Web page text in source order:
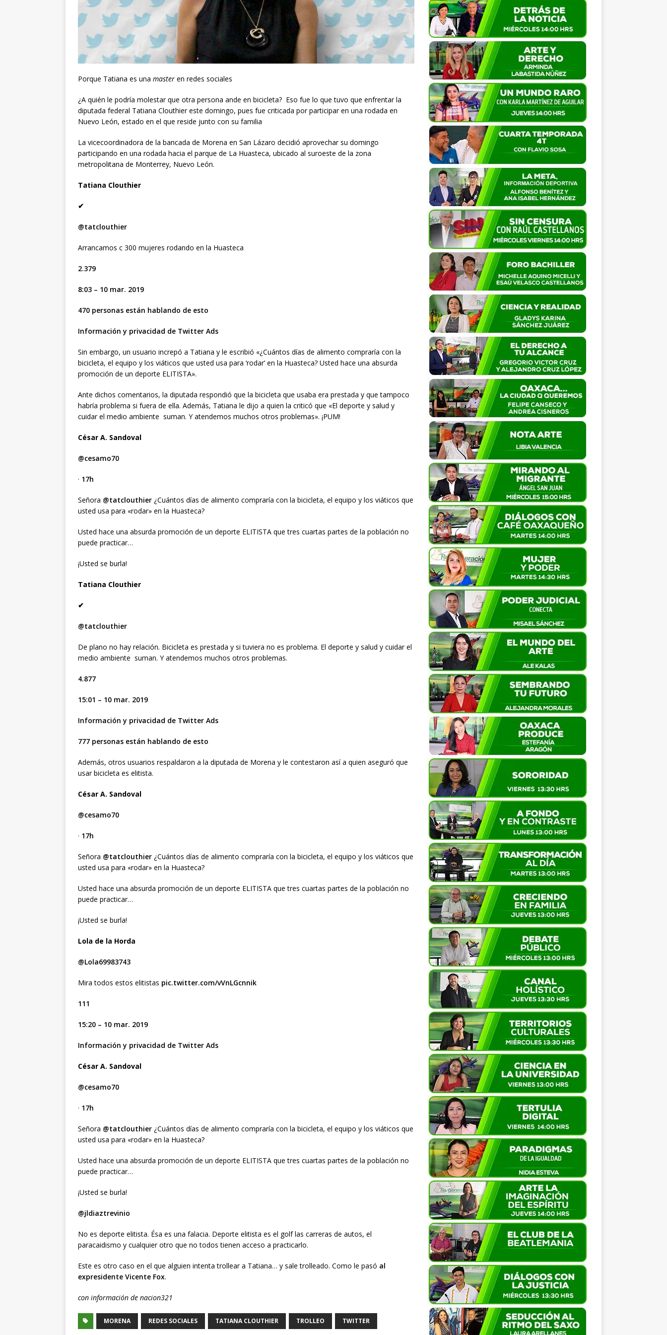
Porque Tatiana es una master en redes sociales
¿A quién le podría molestar que otra persona ande en bicicleta? Eso fue lo que tuvo que enfrentar la
diputada federal Tatiana Clouthier este domingo, pues fue criticada por participar en una rodada en
Nuevo León, estado en el que reside junto con su familia
La vicecoordinadora de la bancada de Morena en San Lázaro decidió aprovechar su domingo
participando en una rodada hacia el parque de La Huasteca, ubicado al suroeste de la zona
metropolitana de Monterrey, Nuevo León.
Tatiana Clouthier
✔
@tatclouthier
Arrancamos c 300 mujeres rodando en la Huasteca
2.379
8:03 – 10 mar. 2019
470 personas están hablando de esto
Información y privacidad de Twitter Ads
Sin embargo, un usuario increpó a Tatiana y le escribió «¿Cuántos días de alimento compraría con la
bicicleta, el equipo y los viáticos que usted usa para ‘rodar’ en la Huasteca? Usted hace una absurda
promoción de un deporte ELITISTA».
Ante dichos comentarios, la diputada respondió que la bicicleta que usaba era prestada y que tampoco
habría problema si fuera de ella. Además, Tatiana le dijo a quien la criticó que «El deporte y salud y
cuidar el medio ambiente suman. Y atendemos muchos otros problemas». ¡PUM!
César A. Sandoval
@cesamo70
· 17h
Señora @tatclouthier ¿Cuántos días de alimento compraría con la bicicleta, el equipo y los viáticos que
usted usa para «rodar» en la Huasteca?
Usted hace una absurda promoción de un deporte ELITISTA que tres cuartas partes de la población no
puede practicar…
¡Usted se burla!
Tatiana Clouthier
✔
@tatclouthier
De plano no hay relación. Bicicleta es prestada y si tuviera no es problema. El deporte y salud y cuidar el
medio ambiente suman. Y atendemos muchos otros problemas.
4.877
15:01 – 10 mar. 2019
Información y privacidad de Twitter Ads
777 personas están hablando de esto
Además, otros usuarios respaldaron a la diputada de Morena y le contestaron así a quien aseguró que
usar bicicleta es elitista.
César A. Sandoval
@cesamo70
· 17h
Señora @tatclouthier ¿Cuántos días de alimento compraría con la bicicleta, el equipo y los viáticos que
usted usa para «rodar» en la Huasteca?
Usted hace una absurda promoción de un deporte ELITISTA que tres cuartas partes de la población no
puede practicar…
¡Usted se burla!
Lola de la Horda
@Lola69983743
Mira todos estos elitistas pic.twitter.com/vVnLGcnnik
111
15:20 – 10 mar. 2019
Información y privacidad de Twitter Ads
César A. Sandoval
@cesamo70
· 17h
Señora @tatclouthier ¿Cuántos días de alimento compraría con la bicicleta, el equipo y los viáticos que
usted usa para «rodar» en la Huasteca?
Usted hace una absurda promoción de un deporte ELITISTA que tres cuartas partes de la población no
puede practicar…
¡Usted se burla!
@jldiaztrevinio
No es deporte elitista. Ésa es una falacia. Deporte elitista es el golf las carreras de autos, el
paracaidismo y cualquier otro que no todos tienen acceso a practicarlo.
Este es otro caso en el que alguien intenta trollear a Tatiana… y sale trolleado. Como le pasó al
expresidente Vicente Fox.
con información de nacion321
MORENA REDES SOCIALES TATIANA CLOUTHIER TROLLEO TWITTER